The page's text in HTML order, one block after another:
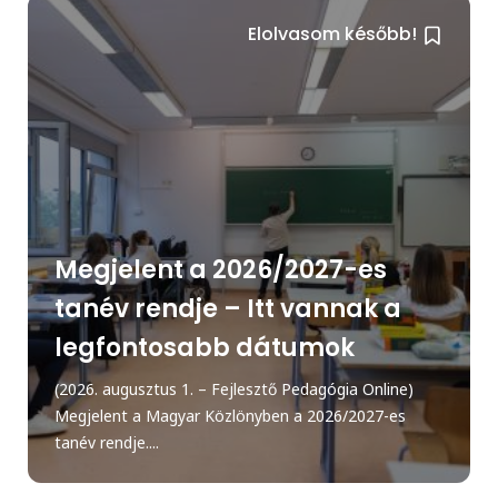
Elolvasom később!
Megjelent a 2026/2027-es
tanév rendje – Itt vannak a
legfontosabb dátumok
(2026. augusztus 1. – Fejlesztő Pedagógia Online)
Megjelent a Magyar Közlönyben a 2026/2027-es
tanév rendje....